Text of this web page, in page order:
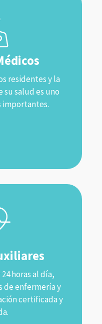
residentes y la
su salud es uno
importantes.
horas al día,
de enfermería y
certificada y